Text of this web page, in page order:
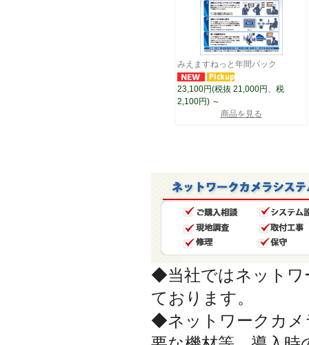
みえますねっと年間パック
23,100円(税抜 21,000円、税
2,100円) ～
商品を見る
◆当社ではネットワ
ております。
◆ネットワークカメ